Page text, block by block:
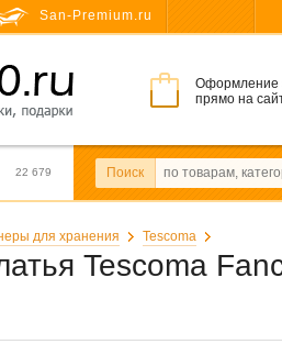
San-Premium.ru
Оформление
прямо на
22 679 Поиск
для хранения Tescoma
Tescoma